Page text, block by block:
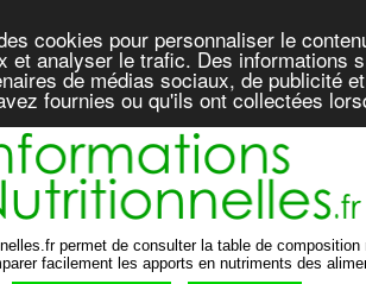
cookies pour personnaliser le
et analyser le trafic. Des informations
de médias sociaux, de publicité
fournies ou qu'ils ont collectées
permet de consulter la table de
facilement les apports en nutriments des